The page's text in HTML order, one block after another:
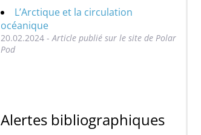
L’Arctique et la circulation
océanique
20.02.2024 - Article publié sur le site de Polar
Pod
Alertes bibliographiques